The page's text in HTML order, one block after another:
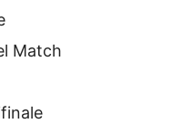
Match